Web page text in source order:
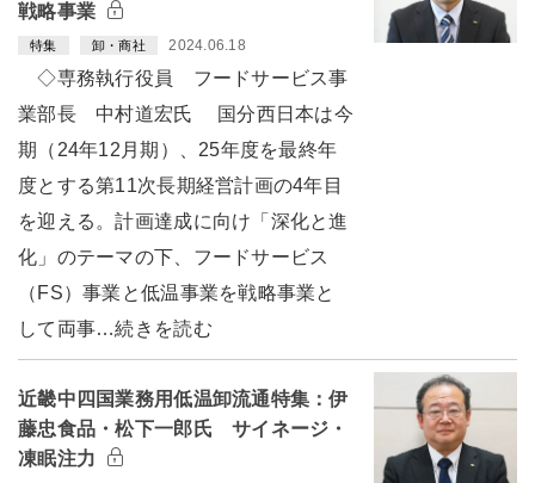
戦略事業
特集 卸・商社 2024.06.18
◇専務執行役員 フードサービス事
業部長 中村道宏氏 国分西日本は今
期（24年12月期）、25年度を最終年
度とする第11次長期経営計画の4年目
を迎える。計画達成に向け「深化と進
化」のテーマの下、フードサービス
（FS）事業と低温事業を戦略事業と
して両事…続きを読む
近畿中四国業務用低温卸流通特集：伊
藤忠食品・松下一郎氏 サイネージ・
凍眠注力